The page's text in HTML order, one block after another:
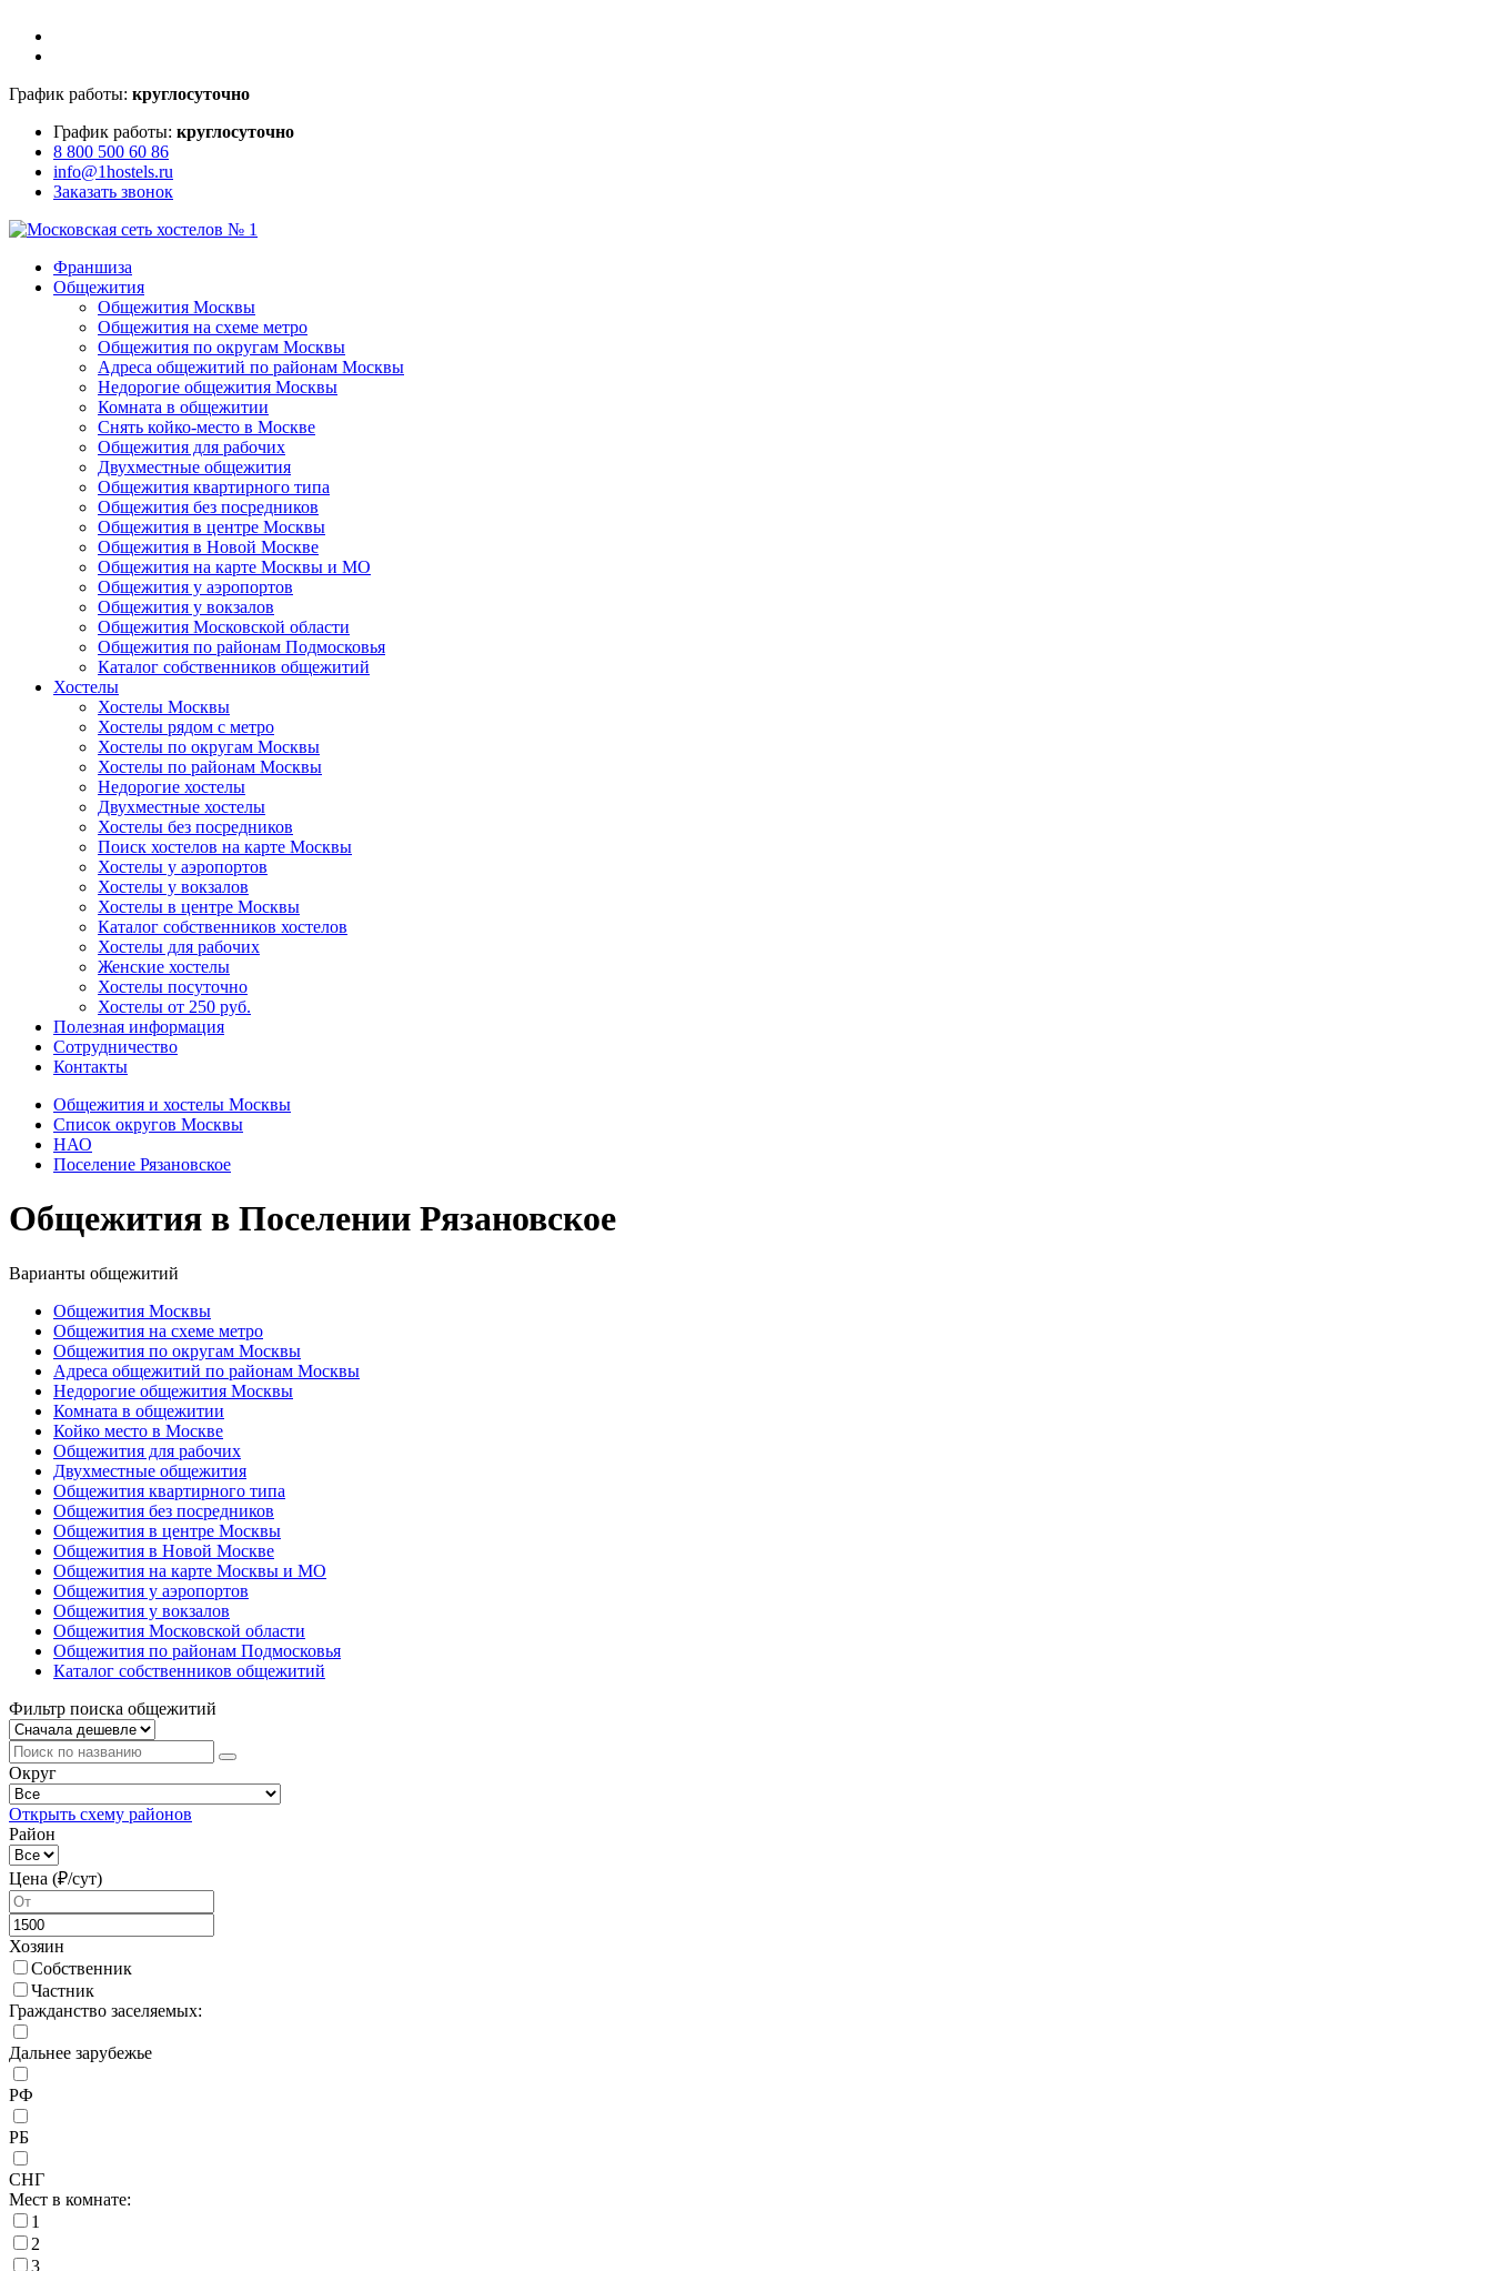
График работы: круглосуточно
График работы: круглосуточно
8 800 500 60 86
info@1hostels.ru
Заказать звонок
Франшиза
Общежития
Общежития Москвы
Общежития на схеме метро
Общежития по округам Москвы
Адреса общежитий по районам Москвы
Недорогие общежития Москвы
Комната в общежитии
Снять койко-место в Москве
Общежития для рабочих
Двухместные общежития
Общежития квартирного типа
Общежития без посредников
Общежития в центре Москвы
Общежития в Новой Москве
Общежития на карте Москвы и МО
Общежития у аэропортов
Общежития у вокзалов
Общежития Московской области
Общежития по районам Подмосковья
Каталог собственников общежитий
Хостелы
Хостелы Москвы
Хостелы рядом с метро
Хостелы по округам Москвы
Хостелы по районам Москвы
Недорогие хостелы
Двухместные хостелы
Хостелы без посредников
Поиск хостелов на карте Москвы
Хостелы у аэропортов
Хостелы у вокзалов
Хостелы в центре Москвы
Каталог собственников хостелов
Хостелы для рабочих
Женские хостелы
Хостелы посуточно
Хостелы от 250 руб.
Полезная информация
Сотрудничество
Контакты
Общежития и хостелы Москвы
Список округов Москвы
НАО
Поселение Рязановское
Общежития в Поселении Рязановское
Варианты общежитий
Общежития Москвы
Общежития на схеме метро
Общежития по округам Москвы
Адреса общежитий по районам Москвы
Недорогие общежития Москвы
Комната в общежитии
Койко место в Москве
Общежития для рабочих
Двухместные общежития
Общежития квартирного типа
Общежития без посредников
Общежития в центре Москвы
Общежития в Новой Москве
Общежития на карте Москвы и МО
Общежития у аэропортов
Общежития у вокзалов
Общежития Московской области
Общежития по районам Подмосковья
Каталог собственников общежитий
Фильтр поиска общежитий
Округ
Открыть схему районов
Район
Цена (₽/cут)
Хозяин
Собственник
Частник
Гражданство заселяемых:
Дальнее зарубежье
РФ
РБ
СНГ
Мест в комнате:
1
2
3